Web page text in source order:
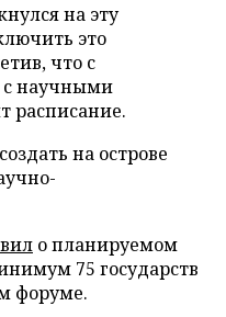
на эту
это
что с
с научными
расписание.
создать на острове
о планируемом
75 государств
форуме.